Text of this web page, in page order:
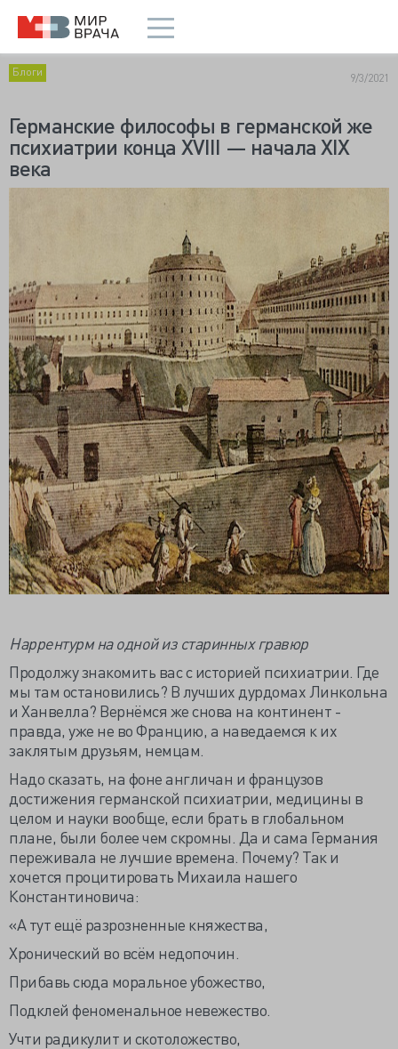
Блоги 9/3/2021
Германские философы в германской же
психиатрии конца XVIII — начала XIX
века
Наррентурм на одной из старинных гравюр
Продолжу знакомить вас с историей психиатрии. Где
мы там остановились? В лучших дурдомах Линкольна
и Ханвелла? Вернёмся же снова на континент -
правда, уже не во Францию, а наведаемся к их
заклятым друзьям, немцам.
Надо сказать, на фоне англичан и французов
достижения германской психиатрии, медицины в
целом и науки вообще, если брать в глобальном
плане, были более чем скромны. Да и сама Германия
переживала не лучшие времена. Почему? Так и
хочется процитировать Михаила нашего
Константиновича:
«А тут ещё разрозненные княжества,
Хронический во всём недопочин.
Прибавь сюда моральное убожество,
Подклей феноменальное невежество.
Учти радикулит и скотоложество,